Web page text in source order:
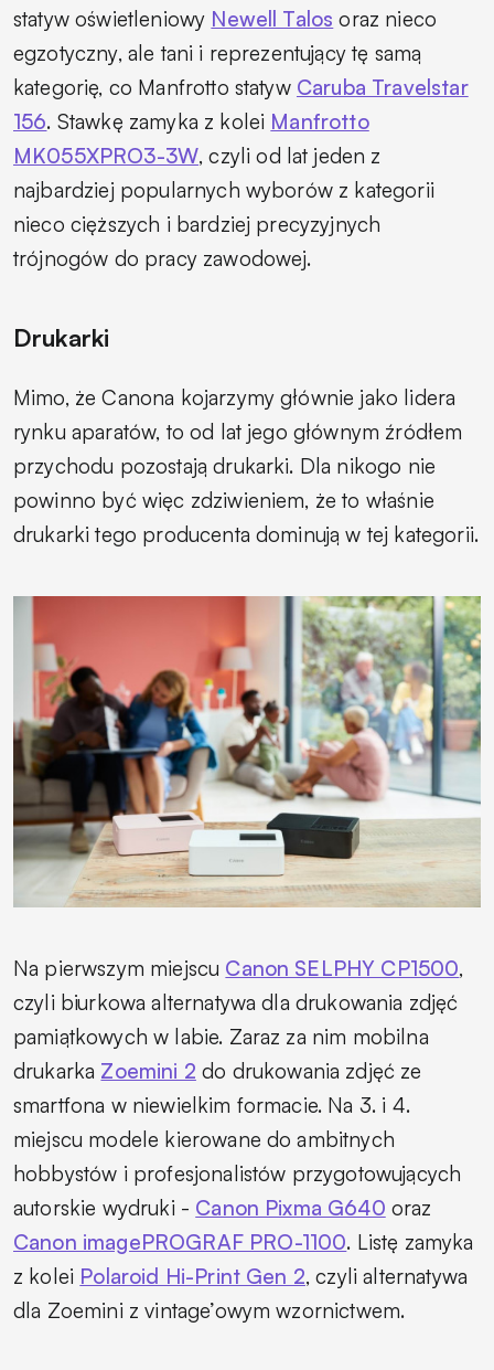
statyw oświetleniowy Newell Talos oraz nieco
egzotyczny, ale tani i reprezentujący tę samą
kategorię, co Manfrotto statyw Caruba Travelstar
156. Stawkę zamyka z kolei Manfrotto
MK055XPRO3-3W, czyli od lat jeden z
najbardziej popularnych wyborów z kategorii
nieco cięższych i bardziej precyzyjnych
trójnogów do pracy zawodowej.
Drukarki
Mimo, że Canona kojarzymy głównie jako lidera
rynku aparatów, to od lat jego głównym źródłem
przychodu pozostają drukarki. Dla nikogo nie
powinno być więc zdziwieniem, że to właśnie
drukarki tego producenta dominują w tej kategorii.
Na pierwszym miejscu Canon SELPHY CP1500,
czyli biurkowa alternatywa dla drukowania zdjęć
pamiątkowych w labie. Zaraz za nim mobilna
drukarka Zoemini 2 do drukowania zdjęć ze
smartfona w niewielkim formacie. Na 3. i 4.
miejscu modele kierowane do ambitnych
hobbystów i profesjonalistów przygotowujących
autorskie wydruki - Canon Pixma G640 oraz
Canon imagePROGRAF PRO-1100. Listę zamyka
z kolei Polaroid Hi-Print Gen 2, czyli alternatywa
dla Zoemini z vintage’owym wzornictwem.